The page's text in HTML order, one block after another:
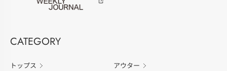
CATEGORY
トップス アウター